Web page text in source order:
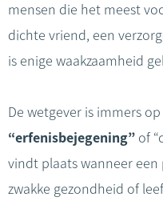
mensen die het meest
dichte vriend, een
is enige waakzaamheid
De wetgever is immers
“erfenisbejegening” of
vindt plaats wanneer
zwakke gezondheid of